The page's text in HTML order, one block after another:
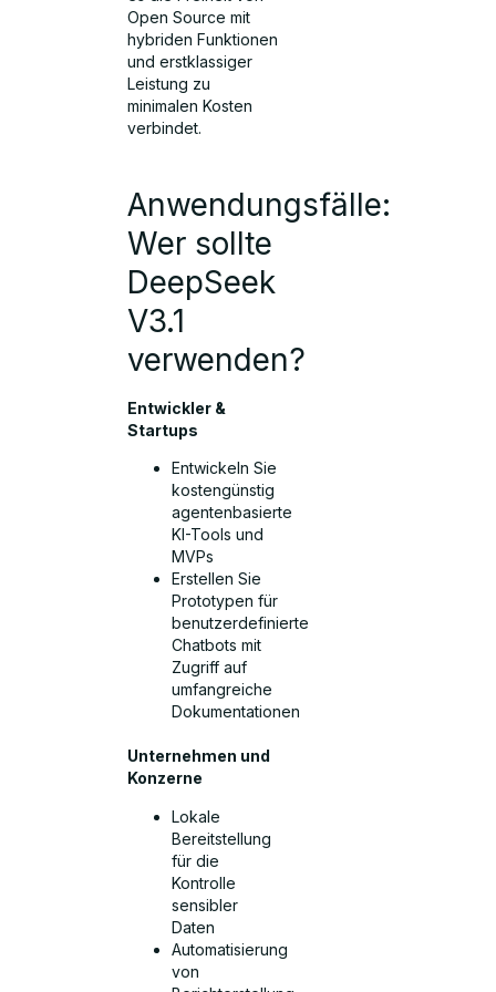
Open Source mit
hybriden Funktionen
und erstklassiger
Leistung zu
minimalen Kosten
verbindet.
Anwendungsfälle:
Wer sollte
DeepSeek
V3.1
verwenden?
Entwickler &
Startups
Entwickeln Sie
kostengünstig
agentenbasierte
KI-Tools und
MVPs
Erstellen Sie
Prototypen für
benutzerdefinierte
Chatbots mit
Zugriff auf
umfangreiche
Dokumentationen
Unternehmen und
Konzerne
Lokale
Bereitstellung
für die
Kontrolle
sensibler
Daten
Automatisierung
von